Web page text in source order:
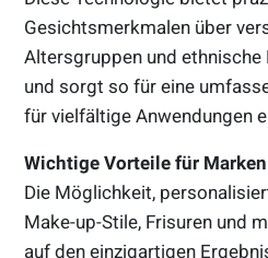
Gesichtsmerkmalen über
Altersgruppen und
und sorgt so für eine
für vielfältige Anwendungen
Wichtige Vorteile für Marken
Die Möglichkeit,
Make-up-Stile, Frisuren und
auf den einzigartigen